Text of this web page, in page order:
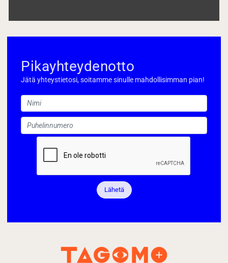
Pikayhteydenotto
Jätä yhteystietosi, soitamme sinulle mahdollisimman pian!
Lähetä